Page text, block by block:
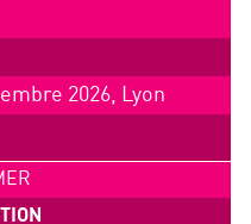
2026, Lyon